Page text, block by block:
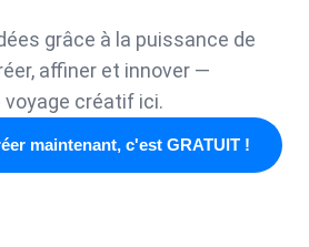
grâce à la puissance de
affiner et innover —
créatif ici.
maintenant, c'est GRATUIT !